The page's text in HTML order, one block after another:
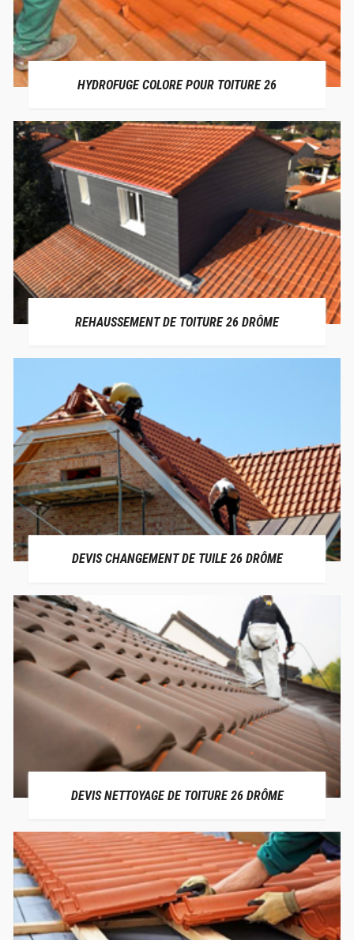
HYDROFUGE COLORE POUR TOITURE 26
REHAUSSEMENT DE TOITURE 26 DRÔME
DEVIS CHANGEMENT DE TUILE 26 DRÔME
DEVIS NETTOYAGE DE TOITURE 26 DRÔME